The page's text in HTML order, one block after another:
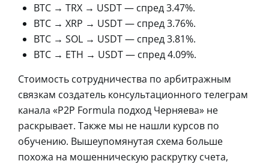
BTC → TRX → USDT — спред 3.47%.
BTC → XRP → USDT — спред 3.76%.
BTC → SOL → USDT — спред 3.81%.
BTC → ETH → USDT — спред 4.09%.
Стоимость сотрудничества по арбитражным
связкам создатель консультационного телеграм
канала «P2P Formula подход Черняева» не
раскрывает. Также мы не нашли курсов по
обучению. Вышеупомянутая схема больше
похожа на мошенническую раскрутку счета,